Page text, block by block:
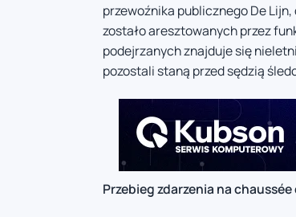
przewoźnika publicznego De
zostało aresztowanych przez
podejrzanych znajduje się
pozostali staną przed sędzią
Przebieg zdarzenia na